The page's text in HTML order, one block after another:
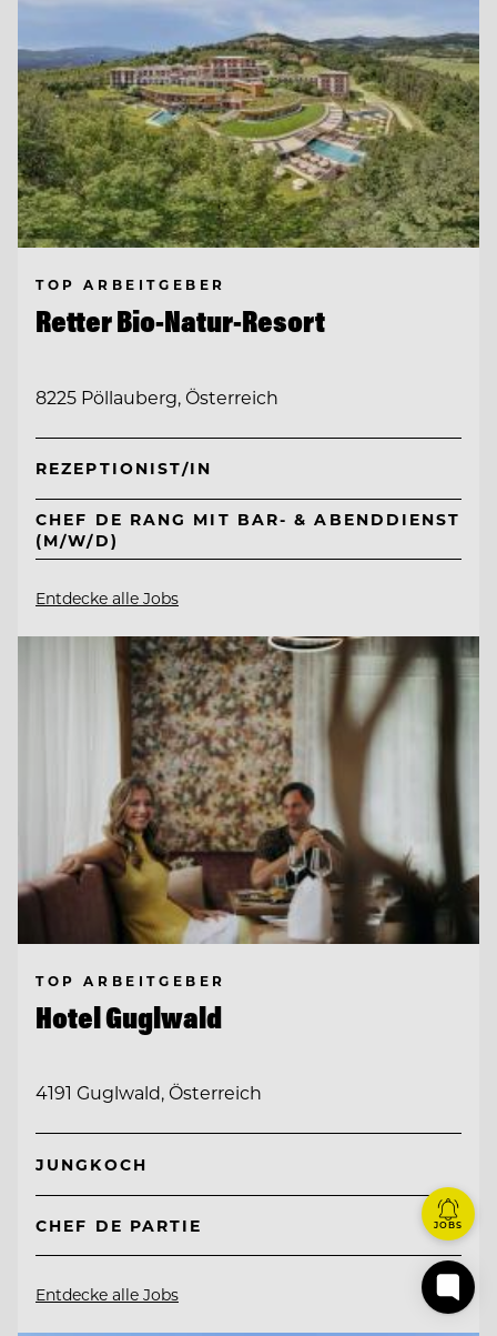
TOP ARBEITGEBER
Retter Bio-Natur-Resort
8225 Pöllauberg, Österreich
REZEPTIONIST/IN
CHEF DE RANG MIT BAR- & ABENDDIENST
(M/W/D)
Entdecke alle Jobs
TOP ARBEITGEBER
Hotel Guglwald
4191 Guglwald, Österreich
JUNGKOCH
CHEF DE PARTIE
Entdecke alle Jobs
JOBS